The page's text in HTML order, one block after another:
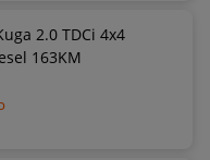
2.0 TDCi 4x4
163KM